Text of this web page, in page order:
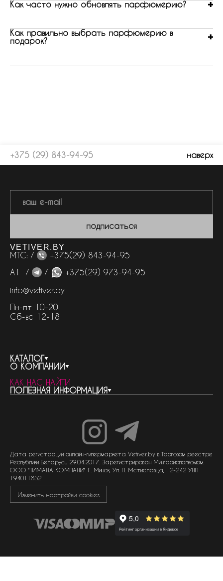
Как часто нужно обновлять парфюмерию?
Как правильно выбрать парфюмерию в
подарок?
+375 (29) 843-94-95 наверх
подписаться
VETIVER.BY
МТС: /
+375(29) 843-94-95
А1 /
/
+375(29) 973-94-95
info@vetiver.by
Пн-пт 10-20
Сб-вс 12-18
КАТАЛОГ
весь каталог
бренды
женская парфюмерия
мужская парфюмерия
унисекс парфюмерия
О КОМПАНИИ
контакты
о компании
доставка и оплата
КАК НАС НАЙТИ
ПОЛЕЗНАЯ ИНФОРМАЦИЯ
как совершить покупку
политика обработки персональных данных
политика обработки файлов cookie
Дата регистрации онлайн-гипермаркета Vetiver.by в Торговом реестре
Республики Беларусь 29.04.2017. Зарегистрирован Мингорисполкомом.
ООО "ТИМАНА КОМПАНИ" Г. Минск, Ул. П. Мстиславца, 12-242 УНП
194011852
Изменить настройки cookies